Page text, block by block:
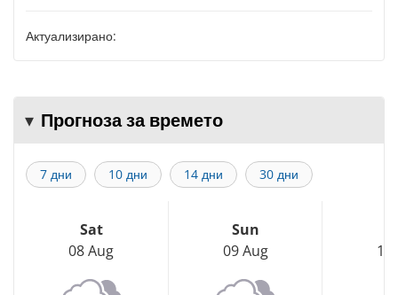
Актуализирано:
Прогноза за времето
7 дни 10 дни 14 дни 30 дни
Sat
08 Aug
Sun
09 Aug
10